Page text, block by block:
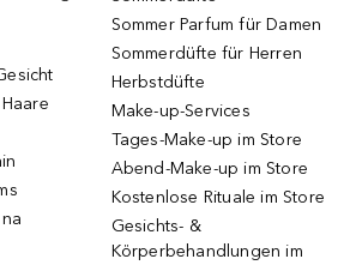
Sommer Parfum für Damen
Sommerdüfte für Herren
Herbstdüfte
Make-up-Services
Tages-Make-up im Store
Abend-Make-up im Store
Kostenlose Rituale im Store
Gesichts- &
Körperbehandlungen im